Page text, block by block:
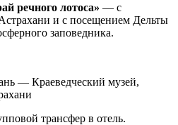
речного лотоса» — с
и с посещением Дельты
заповедника.
— Краеведческий музей,
трансфер в отель.